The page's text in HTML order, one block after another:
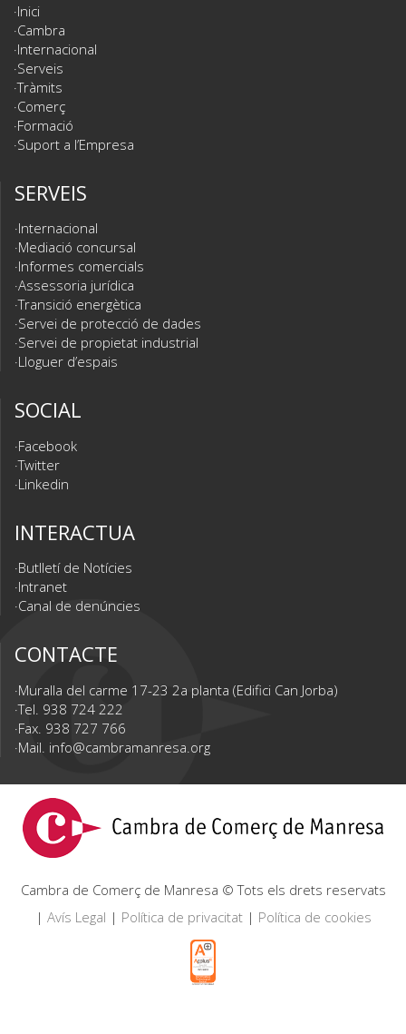
Inici
Cambra
Internacional
Serveis
Tràmits
Comerç
Formació
Suport a l’Empresa
SERVEIS
Internacional
Mediació concursal
Informes comercials
Assessoria jurídica
Transició energètica
Servei de protecció de dades
Servei de propietat industrial
Lloguer d’espais
SOCIAL
Facebook
Twitter
Linkedin
INTERACTUA
Butlletí de Notícies
Intranet
Canal de denúncies
CONTACTE
Muralla del carme 17-23 2a planta (Edifici Can Jorba)
Tel. 938 724 222
Fax. 938 727 766
Mail. info@cambramanresa.org
Cambra de Comerç de Manresa © Tots els drets reservats
| Avís Legal | Política de privacitat| Política de cookies